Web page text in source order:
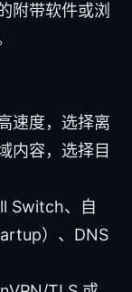
附带软件或浏
速度，选择离
内容，选择目
Switch、自
）、DNS